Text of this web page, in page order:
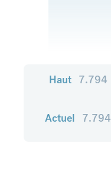
Haut 7.794
Actuel 7.794